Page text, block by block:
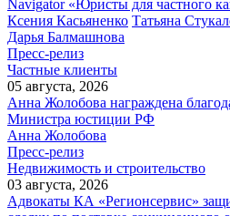
Navigator «Юристы для частного
Ксения Касьяненко Татьяна
Дарья Балмашнова
Пресс-релиз
Частные клиенты
05 августа, 2026
Анна Жолобова награждена
Министра юстиции РФ
Анна Жолобова
Пресс-релиз
Недвижимость и строительство
03 августа, 2026
Адвокаты КА «Регионсервис»